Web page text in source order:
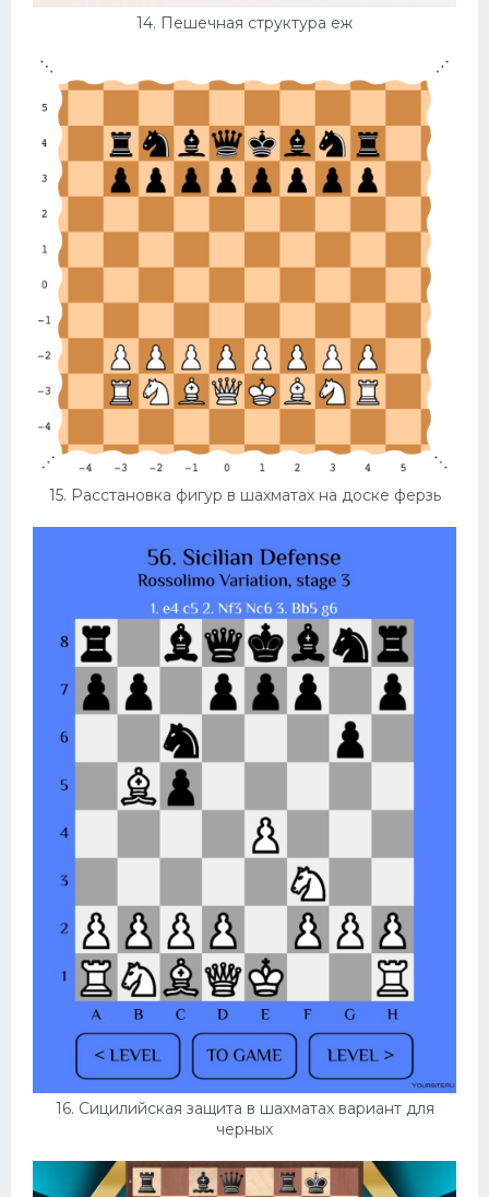
14. Пешечная структура еж
15. Расстановка фигур в шахматах на доске ферзь
16. Сицилийская защита в шахматах вариант для
черных